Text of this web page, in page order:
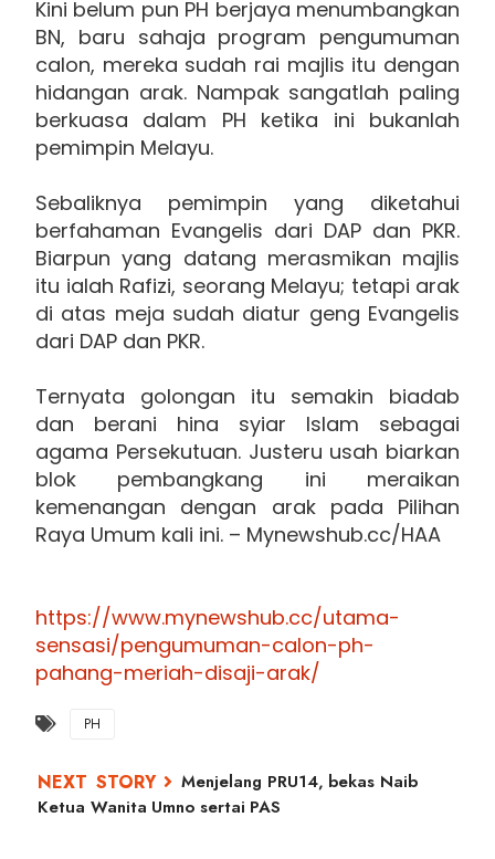
Kini belum pun PH berjaya menumbangkan
BN, baru sahaja program pengumuman
calon, mereka sudah rai majlis itu dengan
hidangan arak. Nampak sangatlah paling
berkuasa dalam PH ketika ini bukanlah
pemimpin Melayu.
Sebaliknya pemimpin yang diketahui
berfahaman Evangelis dari DAP dan PKR.
Biarpun yang datang merasmikan majlis
itu ialah Rafizi, seorang Melayu; tetapi arak
di atas meja sudah diatur geng Evangelis
dari DAP dan PKR.
Ternyata golongan itu semakin biadab
dan berani hina syiar Islam sebagai
agama Persekutuan. Justeru usah biarkan
blok pembangkang ini meraikan
kemenangan dengan arak pada Pilihan
Raya Umum kali ini. – Mynewshub.cc/HAA
https://www.mynewshub.cc/utama-
sensasi/pengumuman-calon-ph-
pahang-meriah-disaji-arak/
PH
Menjelang PRU14, bekas Naib
Ketua Wanita Umno sertai PAS